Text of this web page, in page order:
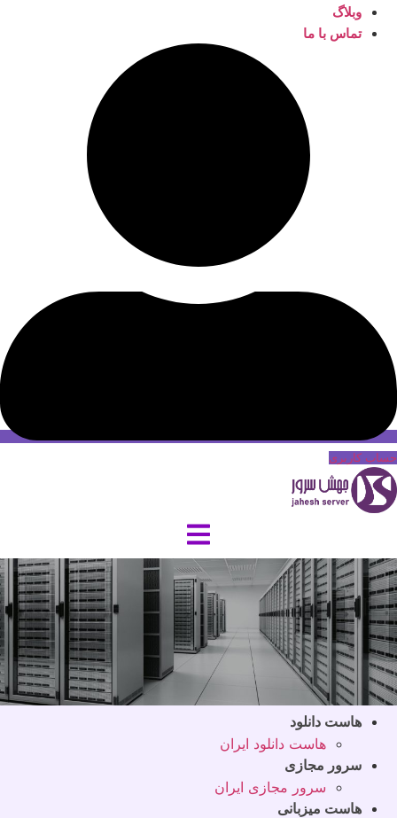
وبلاگ
تماس با ما
حساب کاربری
هاست دانلود
هاست دانلود ایران
سرور مجازی
سرور مجازی ایران
هاست میزبانی